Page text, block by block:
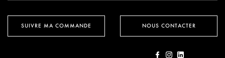
SUIVRE MA COMMANDE NOUS CONTACTER